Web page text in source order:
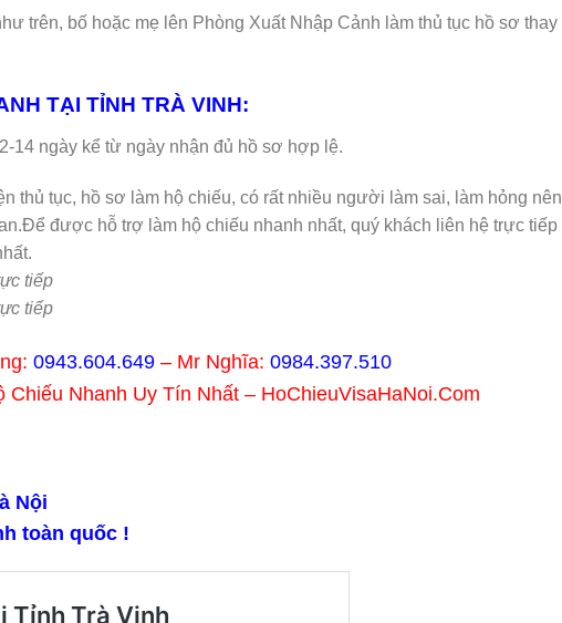
trên, bố hoặc mẹ lên Phòng Xuất Nhập Cảnh làm thủ tục hồ sơ thay
TẠI TỈNH TRÀ VINH:
14 ngày kể từ ngày nhận đủ hồ sơ hợp lệ.
thủ tục, hồ sơ làm hộ chiếu, có rất nhiều người làm sai, làm hỏng nên
được hỗ trợ làm hộ chiếu nhanh nhất, quý khách liên hệ trực tiếp
tiếp
tiếp
0943.604.649– Mr Nghĩa: 0984.397.510
Nhanh Uy Tín Nhất – HoChieuVisaHaNoi.Com
Nội
toàn quốc !